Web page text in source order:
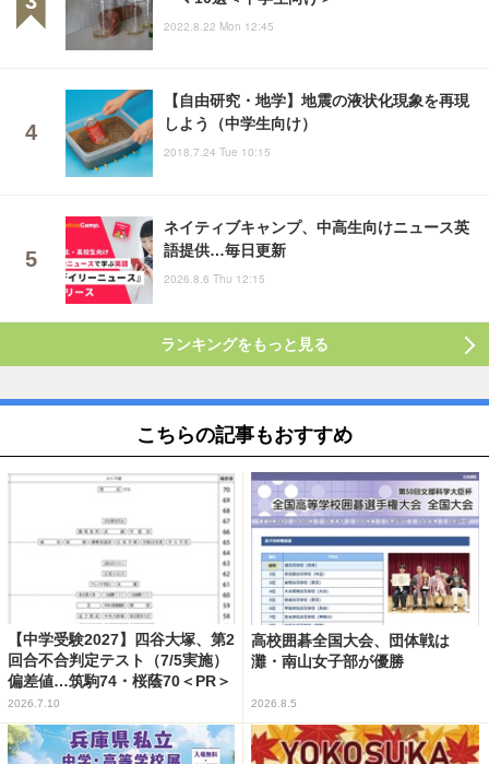
2022.8.22 Mon 12:45
【自由研究・地学】地震の液状化現象を再現
しよう（中学生向け）
2018.7.24 Tue 10:15
ネイティブキャンプ、中高生向けニュース英
語提供…毎日更新
2026.8.6 Thu 12:15
ランキングをもっと見る
こちらの記事もおすすめ
【中学受験2027】四谷大塚、第2
回合不合判定テスト（7/5実施）
偏差値…筑駒74・桜蔭70＜PR＞
2026.7.10
高校囲碁全国大会、団体戦は
灘・南山女子部が優勝
2026.8.5